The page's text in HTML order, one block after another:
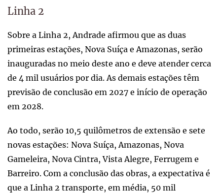
Linha 2
Sobre a Linha 2, Andrade afirmou que as duas
primeiras estações, Nova Suíça e Amazonas, serão
inauguradas no meio deste ano e deve atender cerca
de 4 mil usuários por dia. As demais estações têm
previsão de conclusão em 2027 e início de operação
em 2028.
Ao todo, serão 10,5 quilômetros de extensão e sete
novas estações: Nova Suíça, Amazonas, Nova
Gameleira, Nova Cintra, Vista Alegre, Ferrugem e
Barreiro. Com a conclusão das obras, a expectativa é
que a Linha 2 transporte, em média, 50 mil